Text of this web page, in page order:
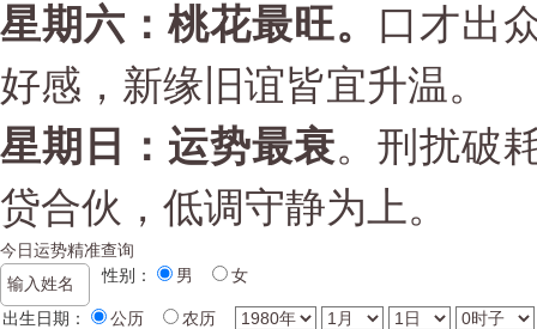
星期六：桃花最旺。 口才出
好感，新缘旧谊皆宜升温。
星期日：运势最衰。刑扰破
贷合伙，低调守静为上。
今日运势精准查询
性别：
男 女
出生日期： 公历 农历